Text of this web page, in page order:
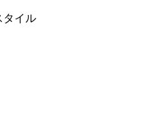
タイル